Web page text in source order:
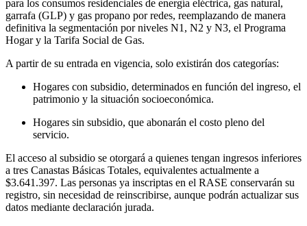
para los consumos residenciales de energía eléctrica, gas natural,
garrafa (GLP) y gas propano por redes, reemplazando de manera
definitiva la segmentación por niveles N1, N2 y N3, el Programa
Hogar y la Tarifa Social de Gas.
A partir de su entrada en vigencia, solo existirán dos categorías:
Hogares con subsidio, determinados en función del ingreso, el
patrimonio y la situación socioeconómica.
Hogares sin subsidio, que abonarán el costo pleno del
servicio.
El acceso al subsidio se otorgará a quienes tengan ingresos inferiores
a tres Canastas Básicas Totales, equivalentes actualmente a
$3.641.397. Las personas ya inscriptas en el RASE conservarán su
registro, sin necesidad de reinscribirse, aunque podrán actualizar sus
datos mediante declaración jurada.